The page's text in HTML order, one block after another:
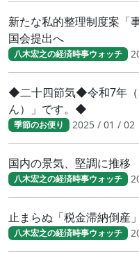
新たな私的整理制度案「
国会提出へ
八木宏之の経済時事ウォッチ
◆二十四節気◆令和7年（
ん）」です。◆
季節のお便り 2025 / 01 / 02
国内の景気、堅調に推
八木宏之の経済時事ウォッチ
止まらぬ「税金滞納倒産」
八木宏之の経済時事ウォッチ